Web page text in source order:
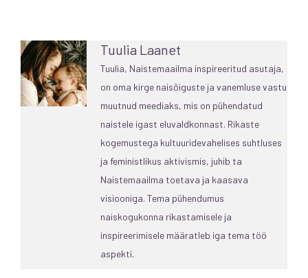
Tuulia Laanet
Tuulia, Naistemaailma inspireeritud asutaja,
on oma kirge naisõiguste ja vanemluse vastu
muutnud meediaks, mis on pühendatud
naistele igast eluvaldkonnast. Rikaste
kogemustega kultuuridevahelises suhtluses
ja feministlikus aktivismis, juhib ta
Naistemaailma toetava ja kaasava
visiooniga. Tema pühendumus
naiskogukonna rikastamisele ja
inspireerimisele määratleb iga tema töö
aspekti.